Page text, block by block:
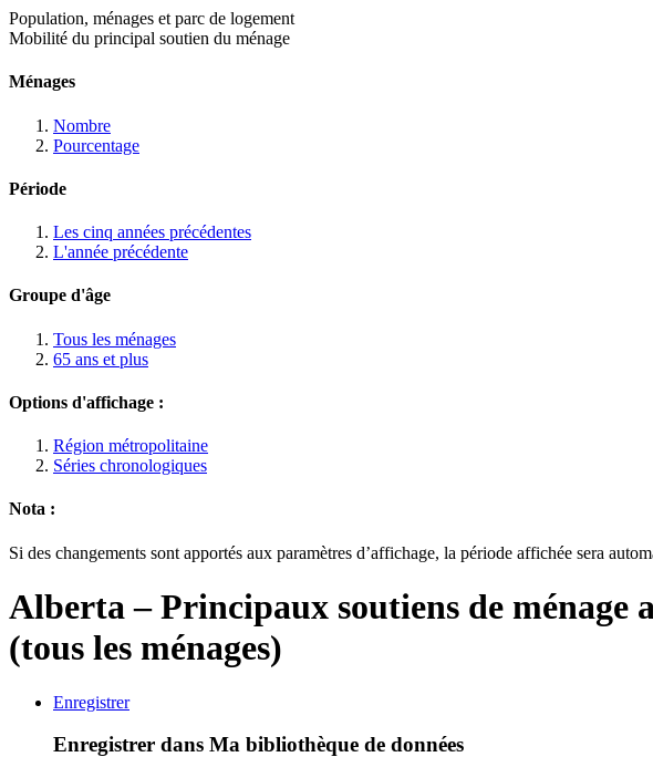
Population, ménages et parc de logement
Mobilité du principal soutien du ménage
Ménages
Nombre
Pourcentage
Période
Les cinq années précédentes
L'année précédente
Groupe d'âge
Tous les ménages
65 ans et plus
Options d'affichage :
Région métropolitaine
Séries chronologiques
Nota :
Si des changements sont apportés aux paramètres d’affichage, la période affichée sera
Alberta– Principaux soutiens de ménage
(tous les ménages)
Enregistrer
Enregistrer dans Ma bibliothèque de données